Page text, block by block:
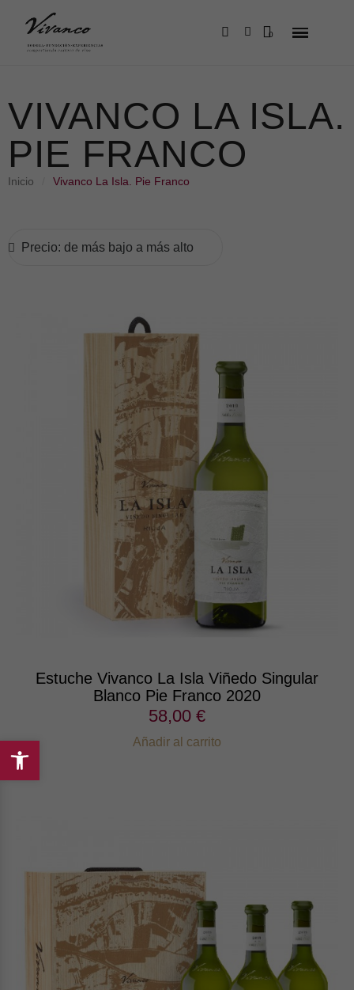
VIVANCO LA ISLA.
PIE FRANCO
Inicio Vivanco La Isla. Pie Franco
Estuche Vivanco La Isla Viñedo Singular
Blanco Pie Franco 2020
58,00 €
Añadir al carrito
Abrir
barra